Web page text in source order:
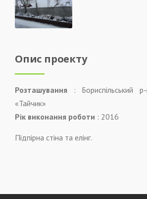
Опис проекту
Розташування : Бориспільський
«Тайчик»
Рік виконання роботи : 2016
Підпірна стіна та елінг.